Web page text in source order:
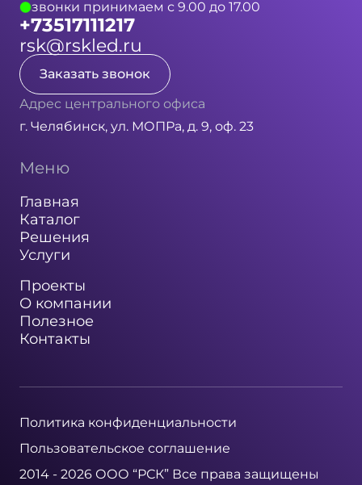
звонки принимаем с 9.00 до 17.00
+73517111217
rsk@rskled.ru
Заказать звонок
Адрес центрального офиса
г. Челябинск, ул. МОПРа, д. 9, оф. 23
Меню
Главная
Каталог
Решения
Услуги
Проекты
О компании
Полезное
Контакты
Политика конфиденциальности
Пользовательское соглашение
2014 - 2026 ООО “РСК” Все права защищены